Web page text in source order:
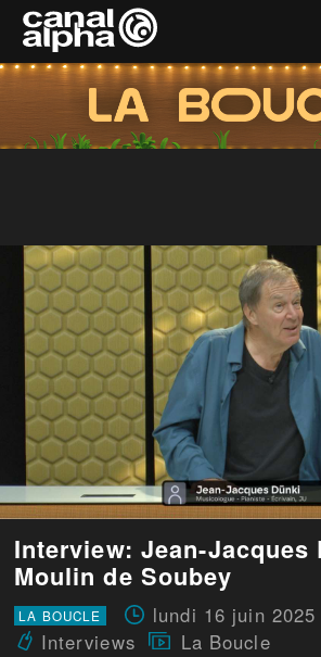
Interview: Jean-Jacques
Moulin de Soubey
LA BOUCLE lundi 16 juin 2025
Interviews
La Boucle